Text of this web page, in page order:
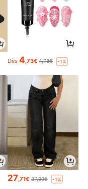
Dès 4,73€ 4,78€ -1%
27 ,71€ 27,99€ -1%